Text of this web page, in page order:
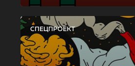
СПЕЦПРОЕКТ